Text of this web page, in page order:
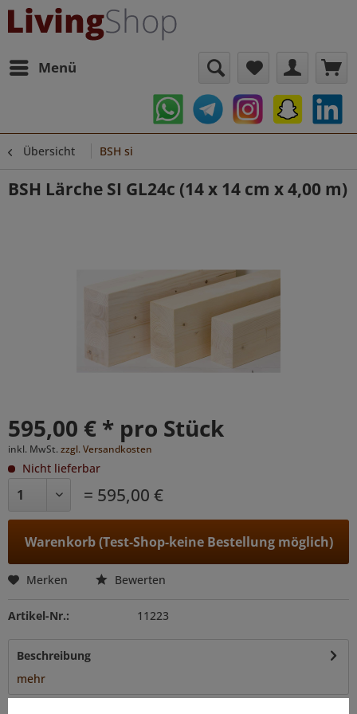
Menü
Übersicht BSH si
BSH Lärche SI GL24c (14 x 14 cm x 4,00 m)
595,00 € * pro Stück
inkl. MwSt. zzgl. Versandkosten
Nicht lieferbar
= 595,00 €
Warenkorb (Test-Shop-keine Bestellung möglich)
Merken Bewerten
Artikel-Nr.: 11223
Beschreibung
mehr